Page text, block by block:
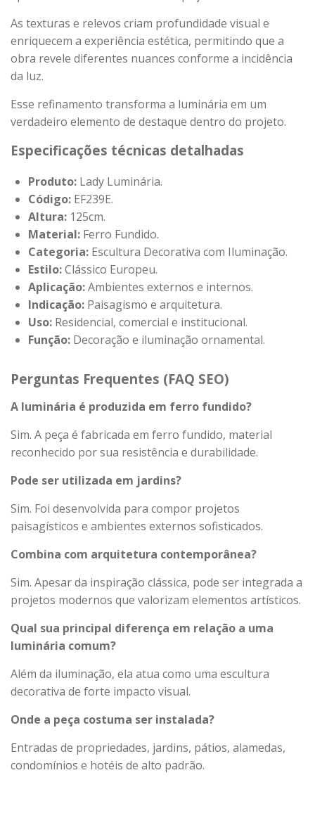
As texturas e relevos criam profundidade visual e
enriquecem a experiência estética, permitindo que a
obra revele diferentes nuances conforme a incidência
da luz.
Esse refinamento transforma a luminária em um
verdadeiro elemento de destaque dentro do projeto.
Especificações técnicas detalhadas
Produto: Lady Luminária.
Código: EF239E.
Altura: 125cm.
Material: Ferro Fundido.
Categoria: Escultura Decorativa com Iluminação.
Estilo:Clássico Europeu.
Aplicação:Ambientes externos e internos.
Indicação: Paisagismo e arquitetura.
Uso: Residencial, comercial e institucional.
Função: Decoração e iluminação ornamental.
Perguntas Frequentes (FAQ SEO)
A luminária é produzida em ferro fundido?
Sim. A peça é fabricada em ferro fundido, material
reconhecido por sua resistência e durabilidade.
Pode ser utilizada em jardins?
Sim. Foi desenvolvida para compor projetos
paisagísticos e ambientes externos sofisticados.
Combina com arquitetura contemporânea?
Sim. Apesar da inspiração clássica, pode ser integrada a
projetos modernos que valorizam elementos artísticos.
Qual sua principal diferença em relação a uma
luminária comum?
Além da iluminação, ela atua como uma escultura
decorativa de forte impacto visual.
Onde a peça costuma ser instalada?
Entradas de propriedades, jardins, pátios, alamedas,
condomínios e hotéis de alto padrão.